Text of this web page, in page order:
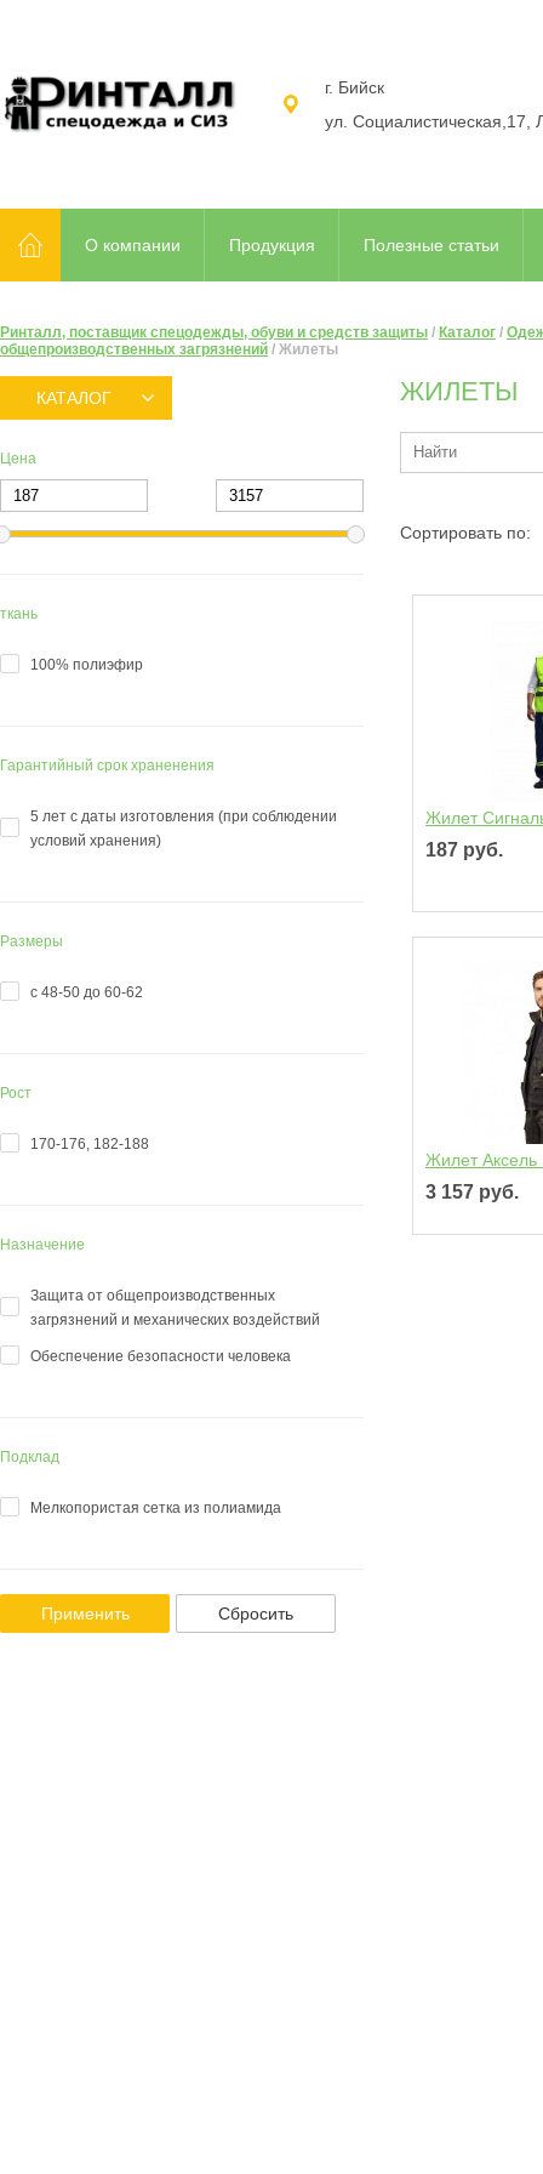
г. Бийск
ул. Социалистическая,17,
О компании Продукция Полезные статьи
Ринталл, поставщик спецодежды, обуви и средств защиты / Каталог /
общепроизводственных загрязнений / Жилеты
КАТАЛОГ
Цена
ткань
100% полиэфир
Гарантийный срок храненения
5 лет с даты изготовления (при соблюдении
условий хранения)
Размеры
с 48-50 до 60-62
Рост
170-176, 182-188
Назначение
Защита от общепроизводственных
загрязнений и механических воздействий
Обеспечение безопасности человека
Подклад
Мелкопористая сетка из полиамида
Применить Сбросить
ЖИЛЕТЫ
Сортировать по:
Жилет
187 руб.
Жилет Аксель
3 157 руб.